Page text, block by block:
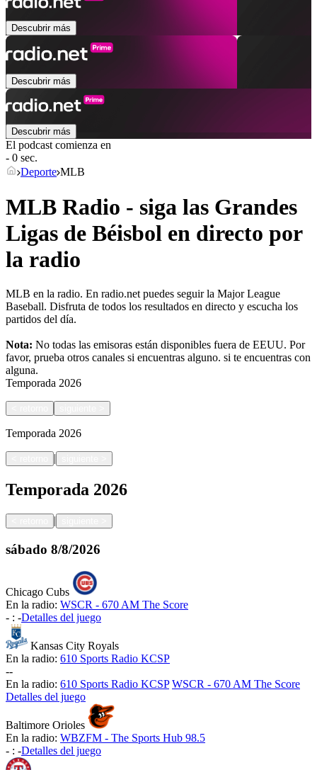
Descubrir más
Descubrir más
Descubrir más
El podcast comienza en
- 0 sec.
Deporte MLB
MLB Radio - siga las Grandes
Ligas de Béisbol en directo por
la radio
MLB en la radio. En radio.net puedes seguir la Major League
Baseball. Disfruta de todos los resultados en directo y escucha los
partidos del día.
Nota: No todas las emisoras están disponibles fuera de EEUU. Por
favor, prueba otros canales si encuentras alguno. si te encuentras con
alguna.
Temporada 2026
Temporada 2026
|
Temporada 2026
|
sábado 8/8/2026
Chicago Cubs
En la radio: WSCR - 670 AM The Score
- : -Detalles del juego
Kansas City Royals
En la radio: 610 Sports Radio KCSP
--
En la radio: 610 Sports Radio KCSP WSCR - 670 AM The Score
Detalles del juego
Baltimore Orioles
En la radio: WBZFM - The Sports Hub 98.5
- : -Detalles del juego